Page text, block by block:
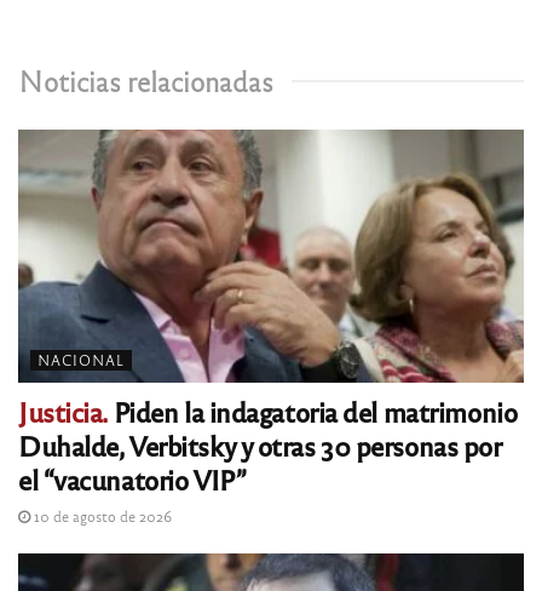
Noticias relacionadas
NACIONAL
Justicia. Piden la indagatoria del matrimonio
Duhalde, Verbitsky y otras 30 personas por
el “vacunatorio VIP”
10 de agosto de 2026